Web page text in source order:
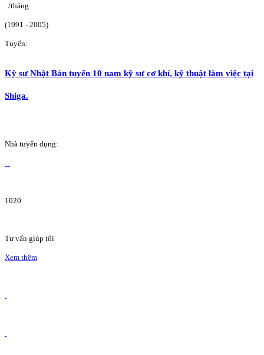
/tháng
(1991 - 2005)
Tuyển:
Kỹ sư Nhật Bản tuyển 10 nam kỹ sư cơ khí, kỹ thuật làm việc tại
Shiga.
Nhà tuyển dụng:
1020
Tư vấn giúp tôi
Xem thêm